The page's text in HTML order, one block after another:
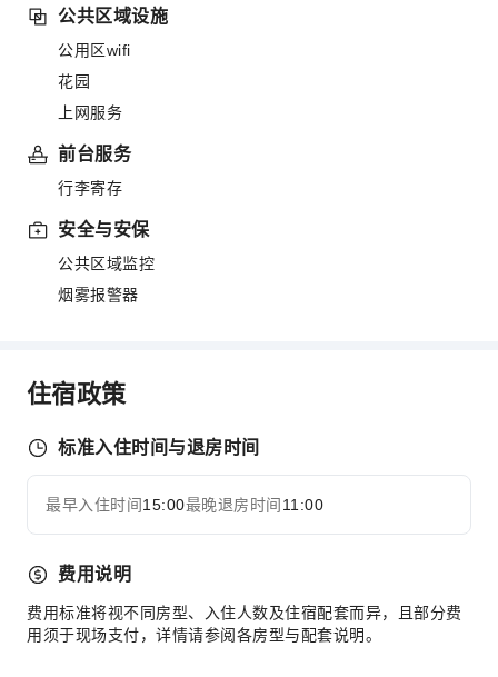
公共区域设施
公用区wifi
花园
上网服务
前台服务
行李寄存
安全与安保
公共区域监控
烟雾报警器
住宿政策
标准入住时间与退房时间
最早入住时间15:00最晚退房时间 11:00
费用说明
费用标准将视不同房型、入住人数及住宿配套而异，且部分费
用须于现场支付，详情请参阅各房型与配套说明。